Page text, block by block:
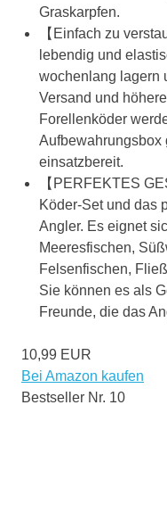
Graskarpfen.
【Einfach zu
lebendig und
wochenlang lagern
Versand und
Forellenköder
Aufbewahrungsbox
einsatzbereit.
【PERFEKTES
Köder-Set und das
Angler. Es eignet
Meeresfischen,
Felsenfischen,
Sie können es als
Freunde, die das
10,99 EUR
Bei Amazon kaufen
Bestseller Nr. 10